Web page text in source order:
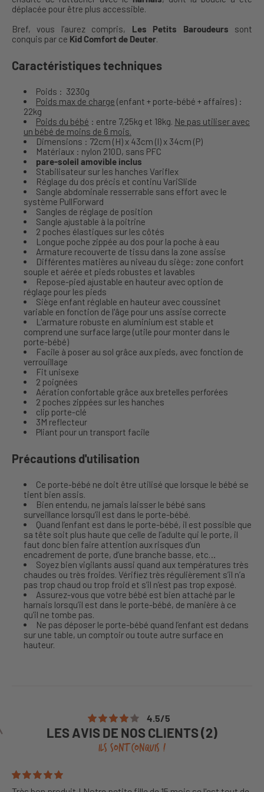
déplacée pour être plus accessible.
Bref, vous l’aurez compris, Les Petits Baroudeurs sont
conquis par ce Kid Comfort de Deuter.
Caractéristiques techniques
Poids : 3230g
Poids max de charge (enfant + porte-bébé + affaires) :
22kg
Poids du bébé : entre 7,25kg et 18kg. Ne pas utiliser avec
un bébé de moins de 6 mois.
Dimensions : 72cm (H) x 43cm (l) x 34cm (P)
Matériaux : nylon 210D, sans PFC
pare-soleil amovible inclus
Stabilisateur sur les hanches Variflex
Réglage du dos précis et continu VariSlide
Sangle abdominale resserrable sans effort avec le
système PullForward
Sangles de réglage de position
Sangle ajustable à la poitrine
2 poches élastiques sur les côtés
Longue poche zippée au dos pour la poche à eau
Armature recouverte de tissu dans la zone assise
Différentes matières au niveau du siège: zone confort
souple et aérée et pieds robustes et lavables
Repose-pied ajustable en hauteur avec option de
réglage pour les pieds
Siège enfant réglable en hauteur avec coussinet
variable en fonction de l'âge pour uns assise correcte
L'armature robuste en aluminium est stable et
comprend une surface large (utile pour monter dans le
porte-bébé)
Facile à poser au sol grâce aux pieds, avec fonction de
verrouillage
Fit unisexe
2 poignées
Aération confortable grâce aux bretelles perforées
2 poches zippées sur les hanches
clip porte-clé
3M reflecteur
Pliant pour un transport facile
Précautions d'utilisation
Ce porte-bébé ne doit être utilisé que lorsque le bébé se
tient bien assis.
Bien entendu, ne jamais laisser le bébé sans
surveillance lorsqu’il est dans le porte-bébé.
Quand l’enfant est dans le porte-bébé, il est possible que
sa tête soit plus haute que celle de l’adulte qui le porte, il
faut donc bien faire attention aux risques d’un
encadrement de porte, d’une branche basse, etc…
Soyez bien vigilants aussi quand aux températures très
chaudes ou très froides. Vérifiez très régulièrement s’il n’a
pas trop chaud ou trop froid et s’il n’est pas trop exposé.
Assurez-vous que votre bébé est bien attaché par le
harnais lorsqu’il est dans le porte-bébé, de manière à ce
qu’il ne tombe pas.
Ne pas déposer le porte-bébé quand l’enfant est dedans
sur une table, un comptoir ou toute autre surface en
hauteur.
4.5/5
LES AVIS DE NOS CLIENTS (2)
ILS SONT CONQUIS !